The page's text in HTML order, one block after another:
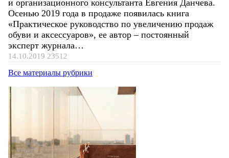
и организационного консультанта Евгения Данчева.
Осенью 2019 года в продаже появилась книга
«Практическое руководство по увеличению продаж
обуви и аксессуаров», ее автор – постоянный
эксперт журнала…
14.10.2019 23512
Все материалы рубрики